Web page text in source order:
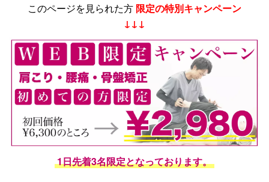
このページを見られた方 限定の特別キャンペーン
↓↓↓
1日先着3名限定となっております。